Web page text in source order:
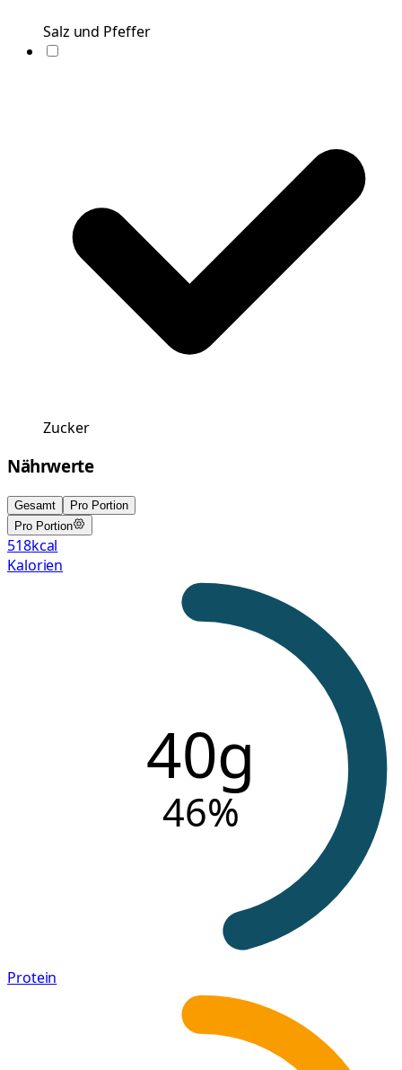
Salz und Pfeffer
Zucker
Nährwerte
Gesamt
Pro Portion
Pro Portion
518kcal
Kalorien
40g
46%
Protein